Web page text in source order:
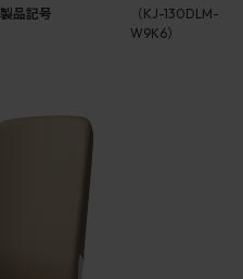
製品記号
（KJ-130DLM-
W9K6）